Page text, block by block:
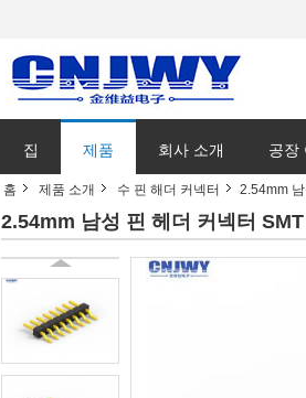
집 제품 회사 소개 공장
홈 제품 소개 수 핀 해더 커넥터 2.54mm
2.54mm 남성 핀 헤더 커넥터